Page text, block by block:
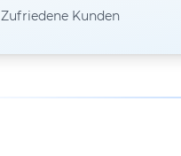
Zufriedene Kunden